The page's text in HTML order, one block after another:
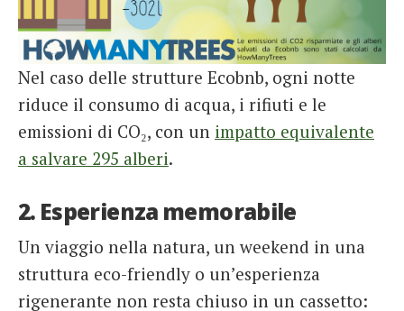
Nel caso delle strutture Ecobnb, ogni notte
riduce il consumo di acqua, i rifiuti e le
emissioni di CO₂, con un impatto equivalente
a salvare 295 alberi.
2. Esperienza memorabile
Un viaggio nella natura, un weekend in una
struttura eco-friendly o un’esperienza
rigenerante non resta chiuso in un cassetto: